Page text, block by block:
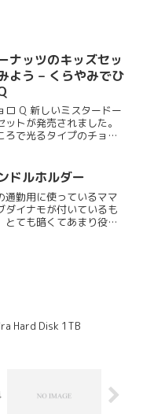
ナッツのキッズセッ
よう – くらやみでひ
ロ Q 新しいミスタードー
トが発売されました。
ろで光るタイプのチョロ
ドルホルダー
通勤用に使っているママ
ダイナモが付いているも
とても暗くてあまり役に
Hard Disk 1TB